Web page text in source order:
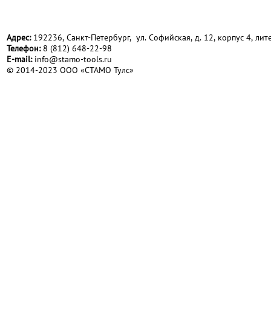
Адрес:192236, Санкт-Петербург, ул. Софийская, д. 12, корпус 4,
Телефон:8 (812) 648-22-98
Е-mail: info@stamo-tools.ru
© 2014-2023 ООО «СТАМО Тулс»